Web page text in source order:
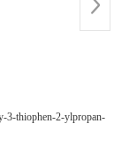
3-thiophen-2-ylpropan-